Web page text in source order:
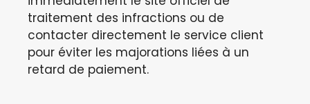
traitement des infractions ou de
contacter directement le service client
pour éviter les majorations liées à un
retard de paiement.